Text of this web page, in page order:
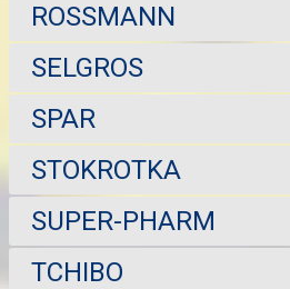
ROSSMANN
SELGROS
SPAR
STOKROTKA
SUPER-PHARM
TCHIBO